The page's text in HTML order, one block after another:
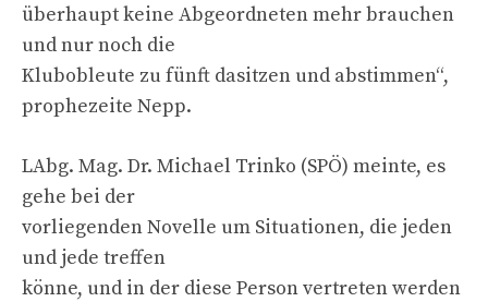
überhaupt keine Abgeordneten mehr brauchen
und nur noch die
Klubobleute zu fünft dasitzen und abstimmen“,
prophezeite Nepp.
LAbg. Mag. Dr. Michael Trinko (SPÖ) meinte, es
gehe bei der
vorliegenden Novelle um Situationen, die jeden
und jede treffen
könne, und in der diese Person vertreten werden